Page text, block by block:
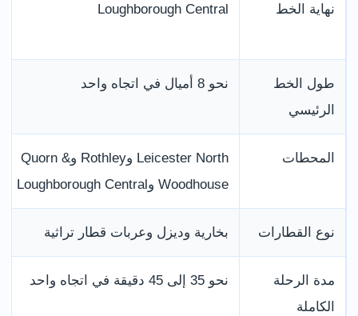
نهاية الخط Loughborough Central
طول الخط
الرئيسي
نحو 8 أميال في اتجاه واحد
المحطات
Leicester North وRothley وQuorn &
Woodhouse وLoughborough Central
نوع القطارات بخارية وديزل وعربات قطار تراثية
مدة الرحلة
الكاملة
نحو 35 إلى 45 دقيقة في اتجاه واحد